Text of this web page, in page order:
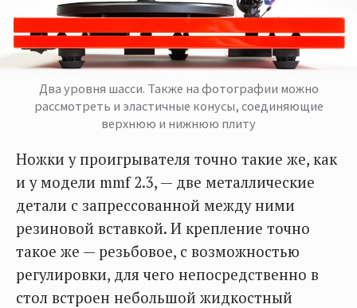
Два уровня шасси. Также на фотографии можно
рассмотреть и эластичные конусы, соединяющие
верхнюю и нижнюю плиту
Ножки у проигрывателя точно такие же, как
и у модели mmf 2.3, — две металлические
детали с запрессованной между ними
резиновой вставкой. И крепление точно
такое же — резьбовое, с возможностью
регулировки, для чего непосредственно в
стол встроен небольшой жидкостный